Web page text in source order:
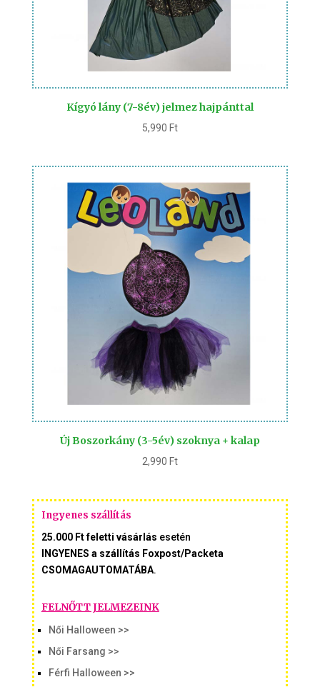
Kígyó lány (7-8év) jelmez hajpánttal
5,990 Ft
Új Boszorkány (3-5év) szoknya + kalap
2,990 Ft
Ingyenes szállítás
25.000 Ft feletti vásárlás esetén
INGYENES a szállítás Foxpost/Packeta
CSOMAGAUTOMATÁBA.
FELNŐTT JELMEZEINK
Női Halloween >>
Női Farsang >>
Férfi Halloween >>